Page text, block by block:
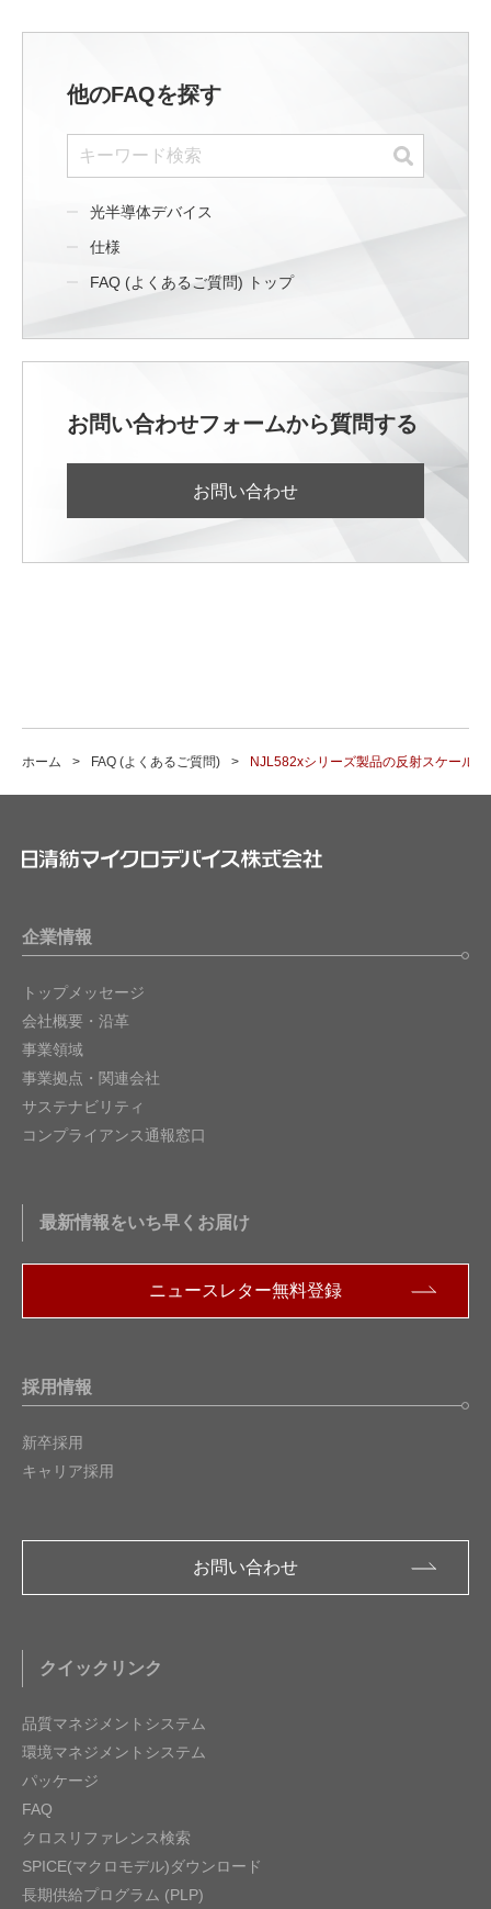
他のFAQを探す
光半導体デバイス
仕様
FAQ (よくあるご質問) トップ
お問い合わせフォームから質問する
お問い合わせ
ホーム FAQ (よくあるご質問) NJL582xシリーズ製品の反射スケール
企業情報
トップメッセージ
会社概要・沿革
事業領域
事業拠点・関連会社
サステナビリティ
コンプライアンス通報窓口
最新情報をいち早くお届け
ニュースレター無料登録
採用情報
新卒採用
キャリア採用
お問い合わせ
クイックリンク
品質マネジメントシステム
環境マネジメントシステム
パッケージ
FAQ
クロスリファレンス検索
SPICE(マクロモデル)ダウンロード
長期供給プログラム (PLP)